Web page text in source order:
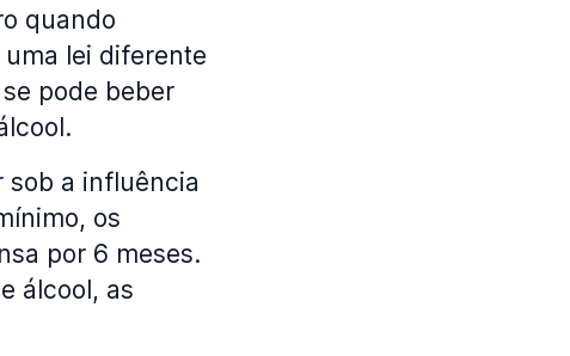
quando
lei diferente
pode beber
sob a influência
os
por 6 meses.
álcool, as